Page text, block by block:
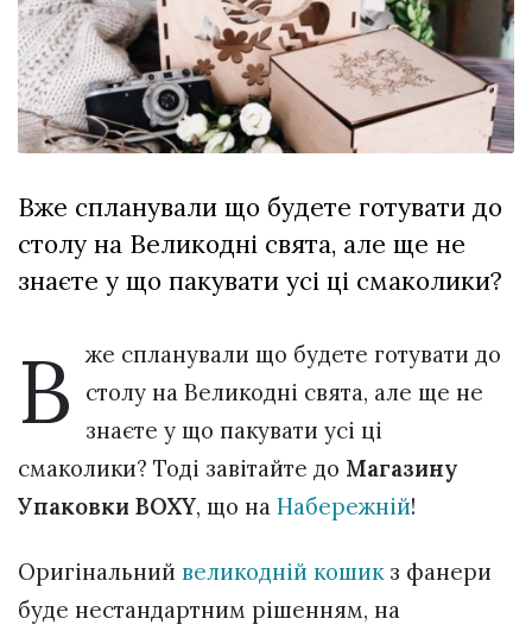
залишив у
Луцьку
три...
27 Липня 2026
673 переглядів
Всі розділи
Лайф
Афіша
ZONE 18+
Політика конфіденційності
Вже спланували що будете готувати до
столу на Великодні свята, але ще не
знаєте у що пакувати усі ці смаколики?
В же спланували що будете готувати до
столу на Великодні свята, але ще не
знаєте у що пакувати усі ці
смаколики? Тоді завітайте до Магазину
Упаковки BOXY, що на Набережній!
Оригінальний великодній кошик з фанери
буде нестандартним рішенням, на